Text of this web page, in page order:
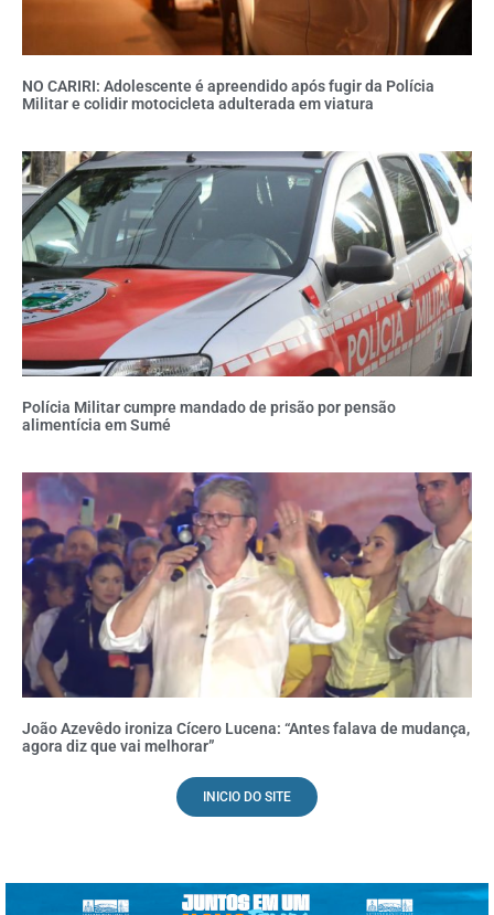
NO CARIRI: Adolescente é apreendido após fugir da Polícia
Militar e colidir motocicleta adulterada em viatura
Polícia Militar cumpre mandado de prisão por pensão
alimentícia em Sumé
João Azevêdo ironiza Cícero Lucena: “Antes falava de mudança,
agora diz que vai melhorar”
INICIO DO SITE